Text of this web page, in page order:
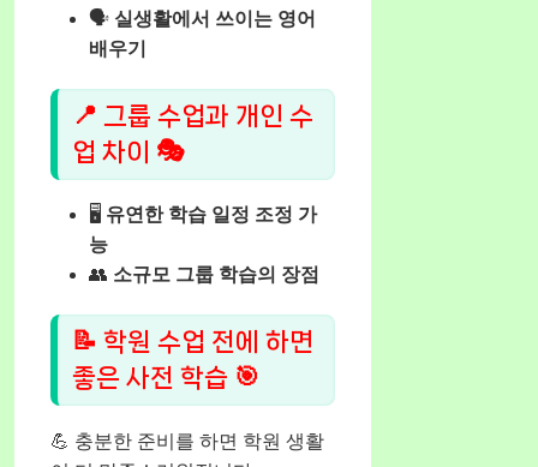
🗣️ 실생활에서 쓰이는 영어
배우기
📍 그룹 수업과 개인 수
업 차이 🎭
🖥️ 유연한 학습 일정 조정 가
능
👥 소규모 그룹 학습의 장점
📝 학원 수업 전에 하면
좋은 사전 학습 🎯
💪 충분한 준비를 하면 학원 생활